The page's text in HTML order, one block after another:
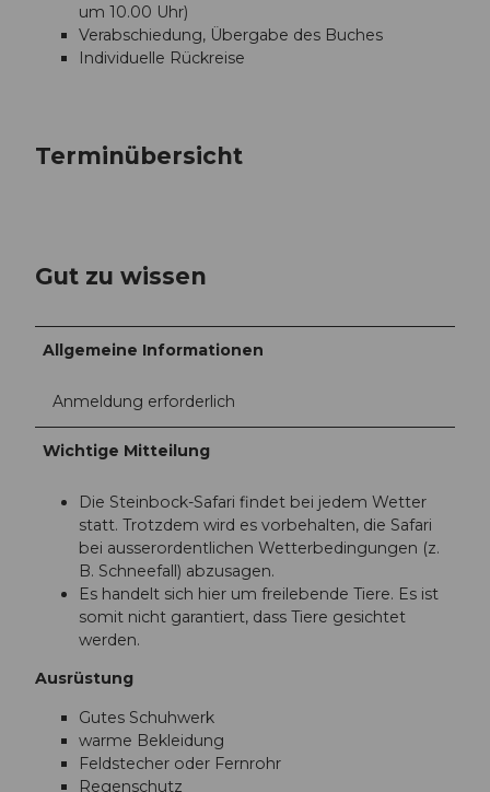
um 10.00 Uhr)
Verabschiedung, Übergabe des Buches
Individuelle Rückreise
Terminübersicht
Gut zu wissen
Allgemeine Informationen
Anmeldung erforderlich
Wichtige Mitteilung
Die Steinbock-Safari findet bei jedem Wetter
statt. Trotzdem wird es vorbehalten, die Safari
bei ausserordentlichen Wetterbedingungen (z.
B. Schneefall) abzusagen.
Es handelt sich hier um freilebende Tiere. Es ist
somit nicht garantiert, dass Tiere gesichtet
werden.
Ausrüstung
Gutes Schuhwerk
warme Bekleidung
Feldstecher oder Fernrohr
Regenschutz